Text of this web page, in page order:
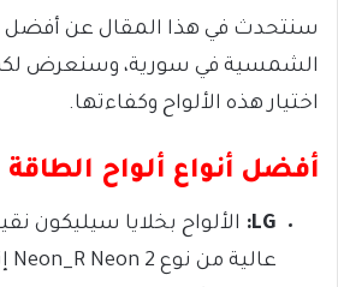
سنتحدث في هذا المقال عن أفضل
الشمسية في سورية، وسنعرض
اختيار هذه الألواح وكفاءتها.
أفضل أنواع ألواح
LG:
الألواح بخلايا سيليكون
عالية من نوع Neon_R Neon 2